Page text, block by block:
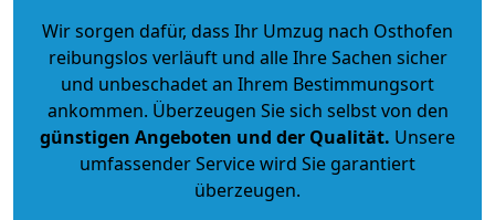
Wir sorgen dafür, dass Ihr Umzug nach Osthofen
reibungslos verläuft und alle Ihre Sachen sicher
und unbeschadet an Ihrem Bestimmungsort
ankommen. Überzeugen Sie sich selbst von den
günstigen Angeboten und der Qualität. Unsere
umfassender Service wird Sie garantiert
überzeugen.